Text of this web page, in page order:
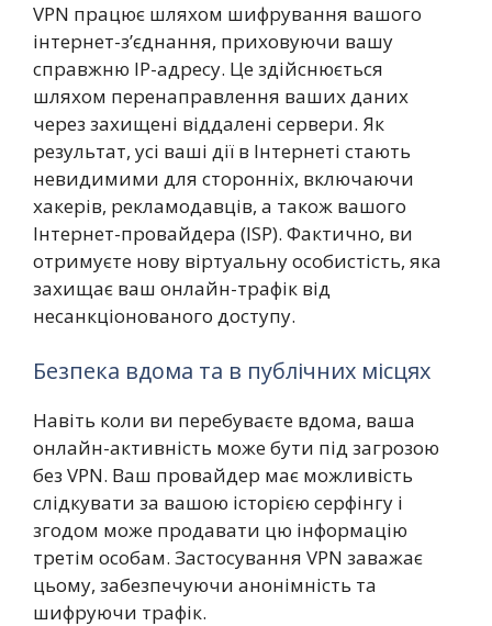
VPN працює шляхом шифрування вашого
інтернет-з’єднання, приховуючи вашу
справжню IP-адресу. Це здійснюється
шляхом перенаправлення ваших даних
через захищені віддалені сервери. Як
результат, усі ваші дії в Інтернеті стають
невидимими для сторонніх, включаючи
хакерів, рекламодавців, а також вашого
Інтернет-провайдера (ISP). Фактично, ви
отримуєте нову віртуальну особистість, яка
захищає ваш онлайн-трафік від
несанкціонованого доступу.
Безпека вдома та в публічних місцях
Навіть коли ви перебуваєте вдома, ваша
онлайн-активність може бути під загрозою
без VPN. Ваш провайдер має можливість
слідкувати за вашою історією серфінгу і
згодом може продавати цю інформацію
третім особам. Застосування VPN заважає
цьому, забезпечуючи анонімність та
шифруючи трафік.